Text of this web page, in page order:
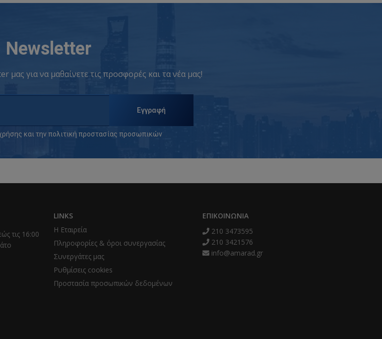
Newsletter
μας για να μαθαίνετε τις προσφορές και τα νέα μας!
Εγγραφή
και τηνπολιτική προστασίας προσωπικών
τις 16:00
LINKS
Η Εταιρεία
Πληροφορίες & όροι συνεργασίας
Συνεργάτες μας
Ρυθμίσεις cookies
Προστασία προσωπικών δεδομένων
ΕΠΙΚΟΙΝΩΝΊΑ
210 3473595
210 3421576
info@amarad.gr